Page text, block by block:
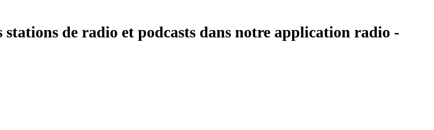
de radio et podcasts dans notre application radio -